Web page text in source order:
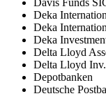
Deka
Deka
Deka
Delta Lloyd
Delta Lloyd
Depotbanken
Deutsche